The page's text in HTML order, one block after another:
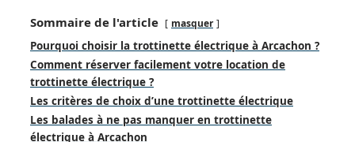
Sommaire de l'article masquer
Pourquoi choisir la trottinette électrique à Arcachon ?
Comment réserver facilement votre location de
trottinette électrique ?
Les critères de choix d’une trottinette électrique
Les balades à ne pas manquer en trottinette
électrique à Arcachon